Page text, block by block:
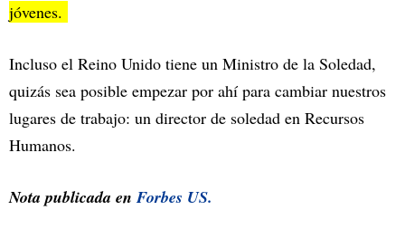
jóvenes.
Incluso el Reino Unido tiene un Ministro de la Soledad,
quizás sea posible empezar por ahí para cambiar nuestros
lugares de trabajo: un director de soledad en Recursos
Humanos.
Nota publicada enForbes US.